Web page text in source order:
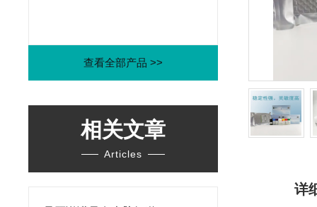
查看全部产品 >>
相关文章
Articles
详